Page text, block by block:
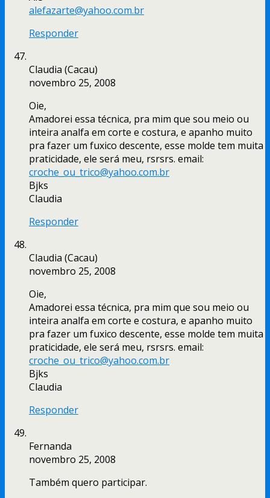
alefazarte@yahoo.com.br
Responder
Claudia (Cacau)
novembro 25, 2008
Oie,
Amadorei essa técnica, pra mim que sou meio ou
inteira analfa em corte e costura, e apanho muito
pra fazer um fuxico descente, esse molde tem muita
praticidade, ele será meu, rsrsrs. email:
croche_ou_trico@yahoo.com.br
Bjks
Claudia
Responder
Claudia (Cacau)
novembro 25, 2008
Oie,
Amadorei essa técnica, pra mim que sou meio ou
inteira analfa em corte e costura, e apanho muito
pra fazer um fuxico descente, esse molde tem muita
praticidade, ele será meu, rsrsrs. email:
croche_ou_trico@yahoo.com.br
Bjks
Claudia
Responder
Fernanda
novembro 25, 2008
Também quero participar.